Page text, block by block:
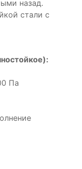
назад.
стали с
Па